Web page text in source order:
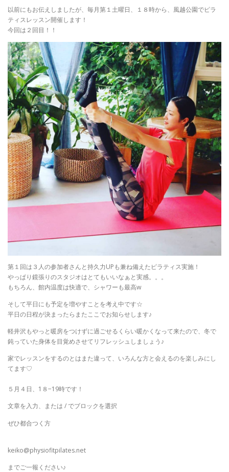
以前にもお伝えしましたが、毎月第１土曜日、１８時から、風越公園でピラ
ティスレッスン開催します！
今回は２回目！！
第１回は３人の参加者さんと持久力UPも兼ね備えたピラティス実施！
やっぱり鏡張りのスタジオはとてもいいなぁと実感。。。
もちろん、館内温度は快適で、シャワーも最高w
そして平日にも予定を増やすことを考え中です☆
平日の日程が決まったらまたここでお知らせします♪
軽井沢もやっと暖房をつけずに過ごせるくらい暖かくなって来たので、冬で
鈍っていた身体を目覚めさせてリフレッシュしましょう♪
家でレッスンをするのとはまた違って、いろんな方と会えるのを楽しみにし
てます♡
５月４日、1８−19時です！
文章を入力、または / でブロックを選択
ぜひ都合つく方
keiko@physiofitpilates.net
までご一報ください♪